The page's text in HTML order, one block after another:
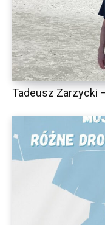
Tadeusz Zarzycki